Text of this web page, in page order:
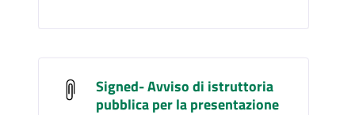
Signed- Avviso di istruttoria
pubblica per la presentazione